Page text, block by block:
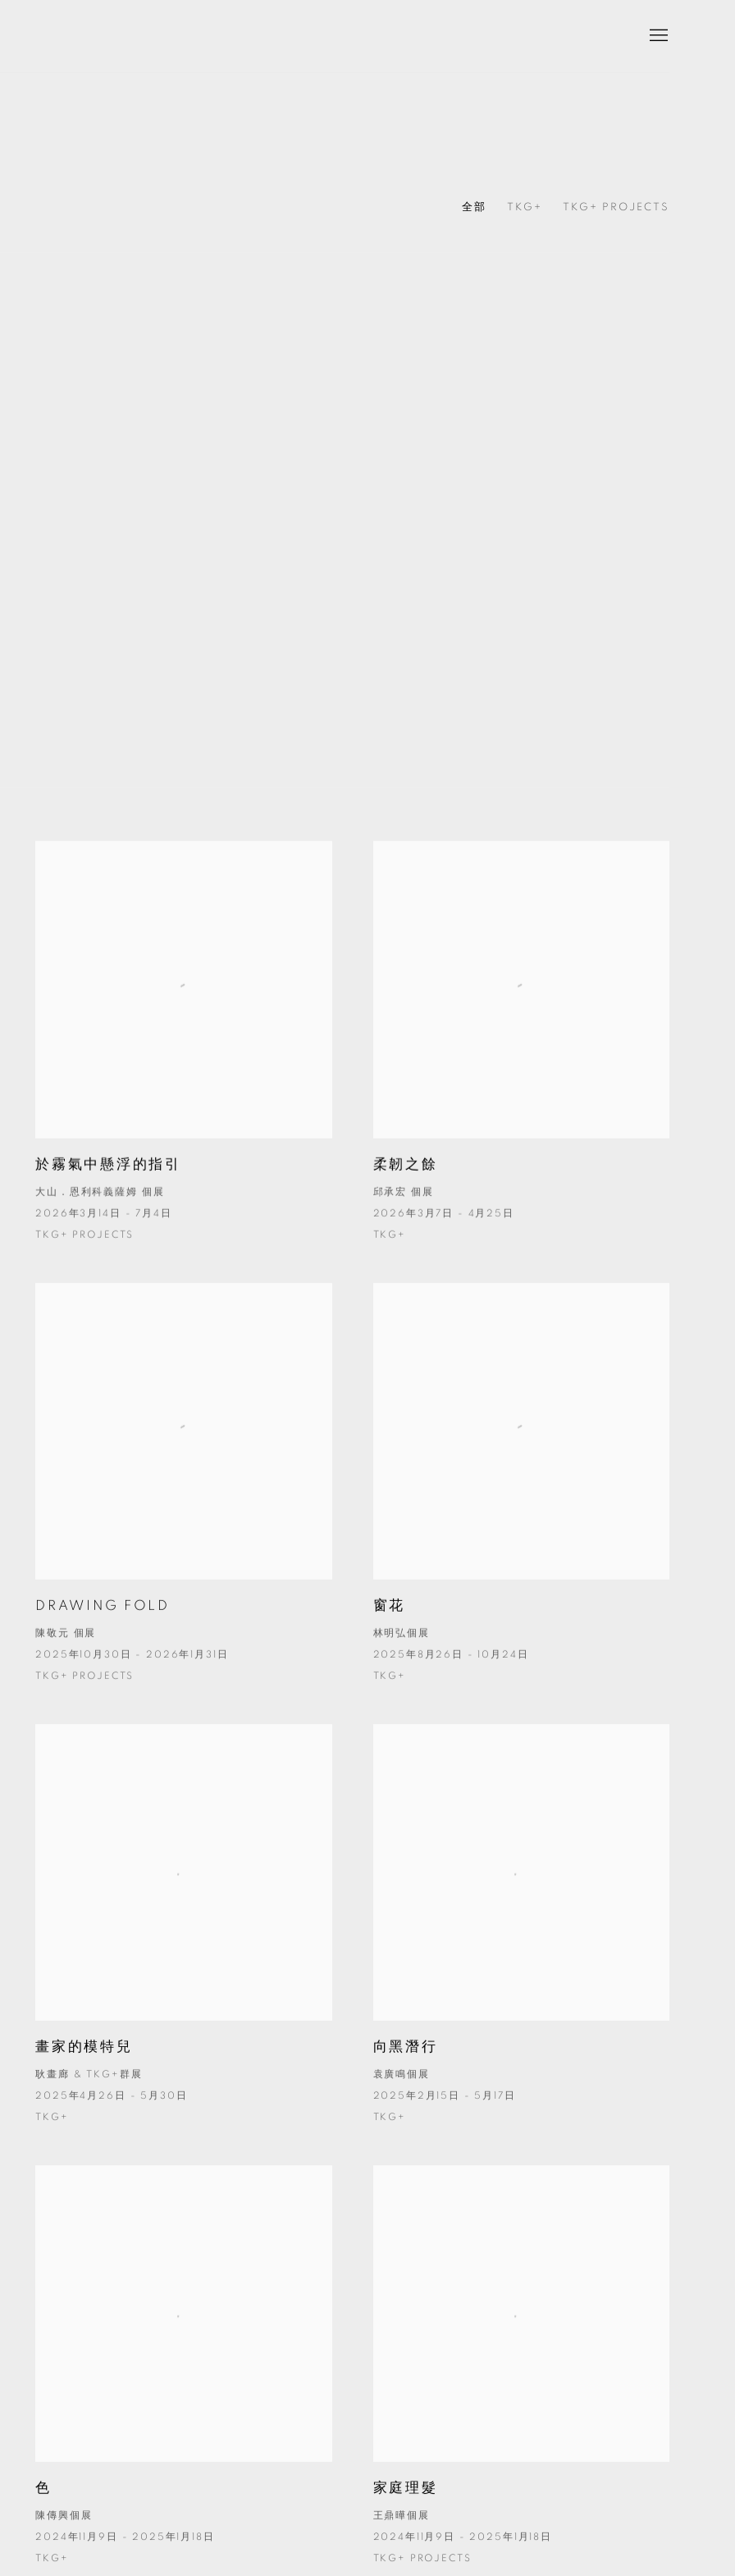
全部 TKG+ TKG+ PROJECTS
於霧氣中懸浮的指引
大山．恩利科義薩姆 個展
2026年3月14日 - 7月4日
TKG+ PROJECTS
柔韌之餘
邱承宏 個展
2026年3月7日 - 4月25日
TKG+
DRAWING FOLD
陳敬元 個展
2025年10月30日 - 2026年1月31日
TKG+ PROJECTS
窗花
林明弘個展
2025年8月26日 - 10月24日
TKG+
畫家的模特兒
耿畫廊 & TKG+群展
2025年4月26日 - 5月30日
TKG+
向黑潛行
袁廣鳴個展
2025年2月15日 - 5月17日
TKG+
色
陳傳興個展
2024年11月9日 - 2025年1月18日
TKG+
家庭理髮
王鼎曄個展
2024年11月9日 - 2025年1月18日
TKG+ PROJECTS